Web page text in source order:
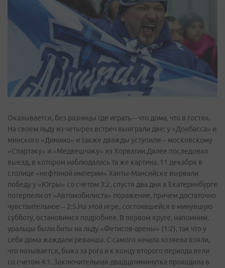
Оказывается, без разницы где играть – что дома, что в гостях.
На своем льду из четырех встреч выиграли две: у «Донбасса» и
минского «Динамо» и также дважды уступили – московскому
«Спартаку» и «Медвешчаку» из Хорватии.Далее последовал
выезд, в котором наблюдалась та же картина. 11 декабря в
столице «нефтяной империи» Ханты-Мансийске вырвали
победу у «Югры» со счетом 3:2, спустя два дня в Екатеринбурге
потерпели от «Автомобилиста» поражение, причем достаточно
чувствительное – 2:5.На этой игре, состоявшейся в минувшую
субботу, остановимся подробнее. В первом круге, напомним,
уральцы были биты на льду «Фетисов-арены» (1:2), так что у
себя дома жаждали реванша. С самого начала хозяева взяли,
что называется, быка за рога и к концу второго периода вели
со счетом 4:1. Заключительная двадцатиминутка проходила в